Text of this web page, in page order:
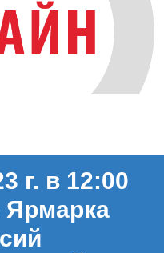
г. в 12:00
Ярмарка